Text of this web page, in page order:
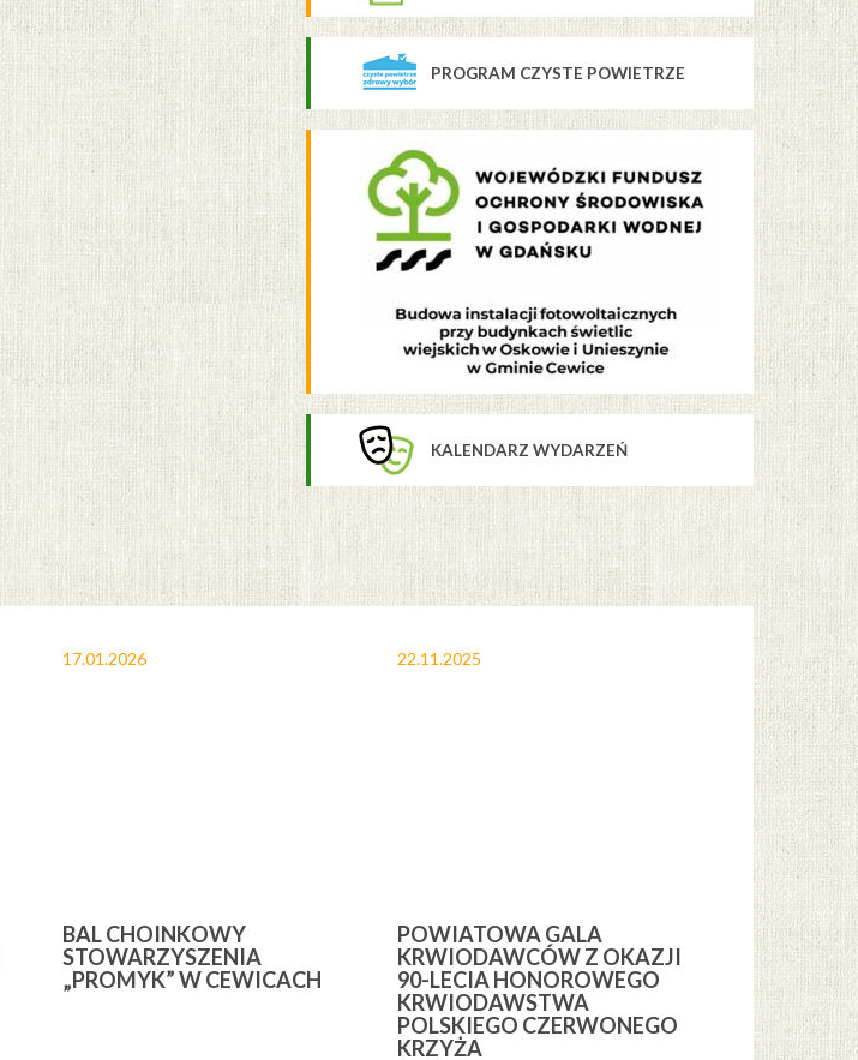
PROGRAM CZYSTE POWIETRZE
KALENDARZ WYDARZEŃ
17.01.2026
BAL CHOINKOWY
STOWARZYSZENIA
„PROMYK” W CEWICACH
22.11.2025
POWIATOWA GALA
KRWIODAWCÓW Z OKAZJI
90-LECIA HONOROWEGO
KRWIODAWSTWA
POLSKIEGO CZERWONEGO
KRZYŻA
12.11.2025
OBCHODY
ŚWIĘTA
GMINIE